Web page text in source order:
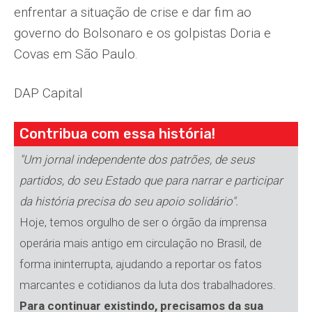
enfrentar a situação de crise e dar fim ao
governo do Bolsonaro e os golpistas Doria e
Covas em São Paulo.
DAP Capital
Contribua com essa história!
"Um jornal independente dos patrões, de seus
partidos, do seu Estado que para narrar e participar
da história precisa do seu apoio solidário".
Hoje, temos orgulho de ser o órgão da imprensa
operária mais antigo em circulação no Brasil, de
forma ininterrupta, ajudando a reportar os fatos
marcantes e cotidianos da luta dos trabalhadores.
Para continuar existindo, precisamos da sua